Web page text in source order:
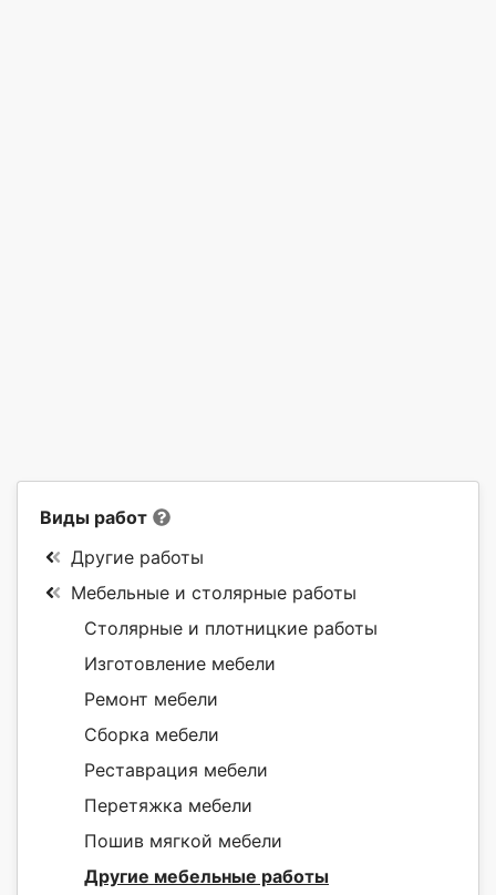
Виды работ
Другие работы
Мебельные и столярные работы
Столярные и плотницкие работы
Изготовление мебели
Ремонт мебели
Сборка мебели
Реставрация мебели
Перетяжка мебели
Пошив мягкой мебели
Другие мебельные работы